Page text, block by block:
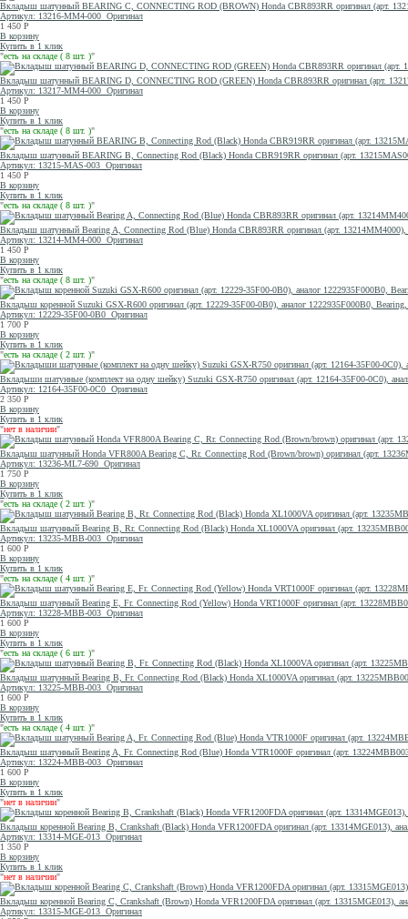
Вкладыш шатунный BEARING C, CONNECTING ROD (BROWN) Honda CBR893RR оригинал (арт.
Артикул: 13216-MM4-000 Оригинал
1 450 Р
В корзину
Купить в 1 клик
"есть на складе ( 8 шт. )"
Вкладыш шатунный BEARING D, CONNECTING ROD (GREEN) Honda CBR893RR оригинал (арт.
Артикул: 13217-MM4-000 Оригинал
1 450 Р
В корзину
Купить в 1 клик
"есть на складе ( 8 шт. )"
Вкладыш шатунный BEARING B, Connecting Rod (Black) Honda CBR919RR оригинал (арт.
Артикул: 13215-MAS-003 Оригинал
1 450 Р
В корзину
Купить в 1 клик
"есть на складе ( 8 шт. )"
Вкладыш шатунный Bearing A, Connecting Rod (Blue) Honda CBR893RR оригинал (арт.
Артикул: 13214-MM4-000 Оригинал
1 450 Р
В корзину
Купить в 1 клик
"есть на складе ( 8 шт. )"
Вкладыш коренной Suzuki GSX-R600 оригинал (арт. 12229-35F00-0B0), аналог 1222935F000B0,
Артикул: 12229-35F00-0B0 Оригинал
1 700 Р
В корзину
Купить в 1 клик
"есть на складе ( 2 шт. )"
Вкладыши шатунные (комплект на одну шейку) Suzuki GSX-R750 оригинал (арт. 12164-35F00-0C0),
Артикул: 12164-35F00-0C0 Оригинал
2 350 Р
В корзину
Купить в 1 клик
"нет в наличии"
Вкладыш шатунный Honda VFR800A Bearing C, Rr. Connecting Rod (Brown/brown) оригинал (арт.
Артикул: 13236-ML7-690 Оригинал
1 750 Р
В корзину
Купить в 1 клик
"есть на складе ( 2 шт. )"
Вкладыш шатунный Bearing B, Rr. Connecting Rod (Black) Honda XL1000VA оригинал (арт.
Артикул: 13235-MBB-003 Оригинал
1 600 Р
В корзину
Купить в 1 клик
"есть на складе ( 4 шт. )"
Вкладыш шатунный Bearing E, Fr. Connecting Rod (Yellow) Honda VRT1000F оригинал (арт.
Артикул: 13228-MBB-003 Оригинал
1 600 Р
В корзину
Купить в 1 клик
"есть на складе ( 6 шт. )"
Вкладыш шатунный Bearing B, Fr. Connecting Rod (Black) Honda XL1000VA оригинал (арт.
Артикул: 13225-MBB-003 Оригинал
1 600 Р
В корзину
Купить в 1 клик
"есть на складе ( 4 шт. )"
Вкладыш шатунный Bearing A, Fr. Connecting Rod (Blue) Honda VTR1000F оригинал (арт.
Артикул: 13224-MBB-003 Оригинал
1 600 Р
В корзину
Купить в 1 клик
"нет в наличии"
Вкладыш коренной Bearing B, Crankshaft (Black) Honda VFR1200FDA оригинал (арт. 13314MGE013),
Артикул: 13314-MGE-013 Оригинал
1 350 Р
В корзину
Купить в 1 клик
"нет в наличии"
Вкладыш коренной Bearing C, Crankshaft (Brown) Honda VFR1200FDA оригинал (арт. 13315MGE013),
Артикул: 13315-MGE-013 Оригинал